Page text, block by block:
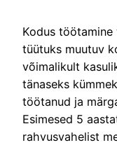
Kodus
tüütuks muutuv
võimalikult
tänaseks
töötanud ja
Esimesed 5
rahvusvahelist